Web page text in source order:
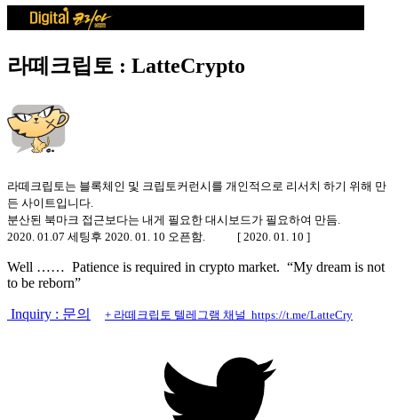
라떼크립토 : LatteCrypto
라떼크립토는 블록체인 및 크립토커런시를 개인적으로 리서치 하기 위해 만
든 사이트입니다.
분산된 북마크 접근보다는 내게 필요한 대시보드가 필요하여 만듬.
2020. 01.07 세팅후 2020. 01. 10 오픈함. [ 2020. 01. 10 ]
Well …… Patience is required in crypto market. “My dream is not
to be reborn”
Inquiry : 문의 + 라떼크립토 텔레그램 채널 https://t.me/LatteCry